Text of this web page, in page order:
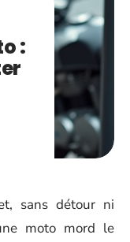
:
sans détour ni
moto mord le